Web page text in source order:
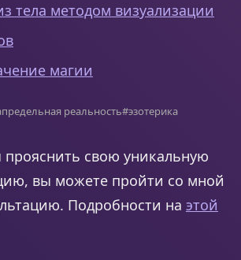
тела методом визуализации
магии
реальность#эзотерика
свою уникальную
вы можете пройти со мной
Подробности на этой